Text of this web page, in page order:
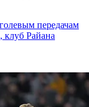
передачам
клуб Райана